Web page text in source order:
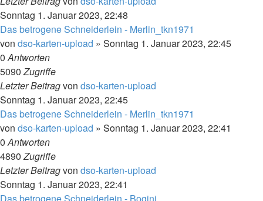
Sonntag 1. Januar 2023, 22:48
Das betrogene Schneiderlein - Merlin_tkn1971
von dso-karten-upload » Sonntag 1. Januar 2023, 22:45
0Antworten
5090Zugriffe
Letzter Beitragvon dso-karten-upload
Sonntag 1. Januar 2023, 22:45
Das betrogene Schneiderlein - Merlin_tkn1971
von dso-karten-upload » Sonntag 1. Januar 2023, 22:41
0Antworten
4890Zugriffe
Letzter Beitragvon dso-karten-upload
Sonntag 1. Januar 2023, 22:41